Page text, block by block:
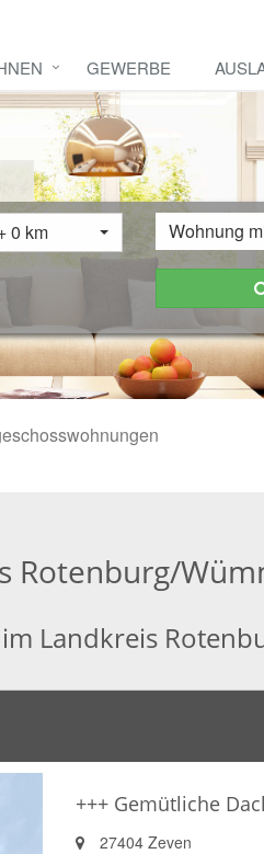
GEWERBE
0 km Wohnung
Rotenburg/
Landkreis
+++ Gemütliche
27404 Zeven